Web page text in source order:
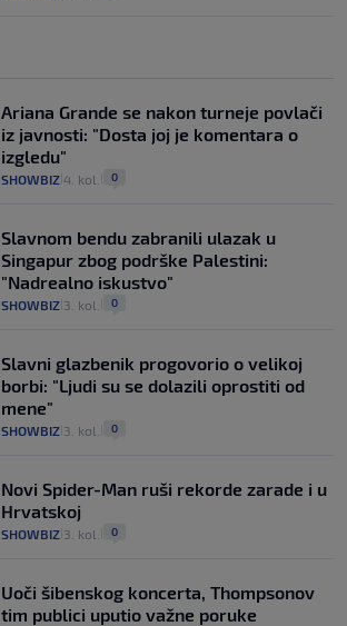
Ariana Grande se nakon turneje povlači
iz javnosti: "Dosta joj je komentara o
izgledu"
SHOWBIZ 4. kol. 0
Slavnom bendu zabranili ulazak u
Singapur zbog podrške Palestini:
"Nadrealno iskustvo"
SHOWBIZ 3. kol. 0
Slavni glazbenik progovorio o velikoj
borbi: "Ljudi su se dolazili oprostiti od
mene"
SHOWBIZ 3. kol. 0
Novi Spider-Man ruši rekorde zarade i u
Hrvatskoj
SHOWBIZ 3. kol. 0
Uoči šibenskog koncerta, Thompsonov
tim publici uputio važne poruke